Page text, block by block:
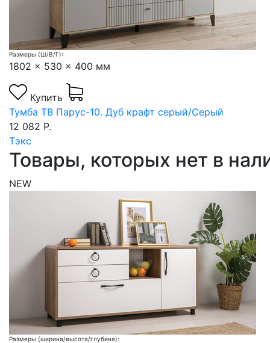
Размеры (Ш/В/Г):
1802 x 530 x 400 мм
Купить
Тумба ТВ Парус-10. Дуб крафт серый/Серый
12 082 Р.
Тэкс
Товары, которых нет в
NEW
Размеры (ширина/высота/глубина):